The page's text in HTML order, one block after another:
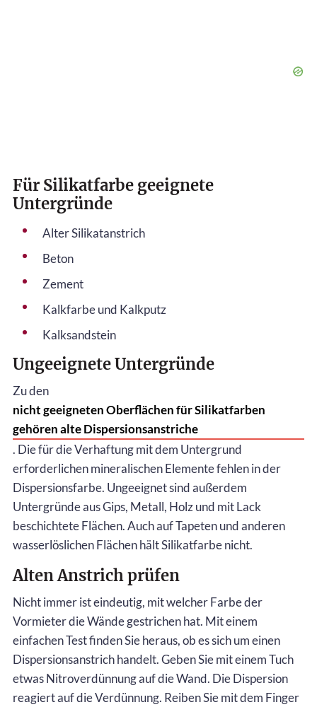
Für Silikatfarbe geeignete
Untergründe
Alter Silikatanstrich
Beton
Zement
Kalkfarbe und Kalkputz
Kalksandstein
Ungeeignete Untergründe
Zu den
nicht geeigneten Oberflächen für Silikatfarben
gehören alte Dispersionsanstriche
. Die für die Verhaftung mit dem Untergrund
erforderlichen mineralischen Elemente fehlen in der
Dispersionsfarbe. Ungeeignet sind außerdem
Untergründe aus Gips, Metall, Holz und mit Lack
beschichtete Flächen. Auch auf Tapeten und anderen
wasserlöslichen Flächen hält Silikatfarbe nicht.
Alten Anstrich prüfen
Nicht immer ist eindeutig, mit welcher Farbe der
Vormieter die Wände gestrichen hat. Mit einem
einfachen Test finden Sie heraus, ob es sich um einen
Dispersionsanstrich handelt. Geben Sie mit einem Tuch
etwas Nitroverdünnung auf die Wand. Die Dispersion
reagiert auf die Verdünnung. Reiben Sie mit dem Finger